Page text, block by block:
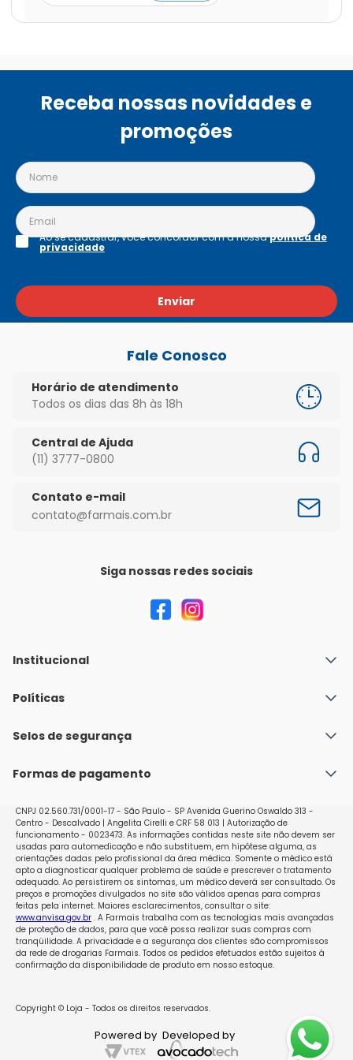
Receba nossas novidades e
promoções
Enviar
Ao se cadastrar, você concordar com a nossapolítica de
privacidade
Fale Conosco
Horário de atendimento
Todos os dias das 8h às 18h
Central de Ajuda
(11) 3777-0800
Contato e-mail
contato@farmais.com.br
Siga nossas redes sociais
Institucional
Quem Somos
Nossas lojas
Políticas
Política de Envio
Políticas de Trocas e Devoluções
Selos de segurança
Formas de pagamento
CNPJ 02.560.731/0001-17 - São Paulo - SP Avenida Guerino Oswaldo 313 -
Centro - Descalvado | Angelita Cirelli e CRF 58 013 | Autorização de
funcionamento - 0023473. As informações contidas neste site não devem ser
usadas para automedicação e não substituem, em hipótese alguma, as
orientações dadas pelo profissional da área médica. Somente o médico está
apto a diagnosticar qualquer problema de saúde e prescrever o tratamento
adequado. Ao persistirem os sintomas, um médico deverá ser consultado. Os
preços e promoções divulgados no site são válidos apenas para compras
feitas pela internet. Maiores esclarecimentos, consultar o site:
www.anvisa.gov.br. A Farmais trabalha com as tecnologias mais avançadas
de proteção de dados, para que você possa realizar suas compras com
tranqüilidade. A privacidade e a segurança dos clientes são compromissos
da rede de drogarias Farmais. Todos os pedidos efetuados estão sujeitos à
confirmação da disponibilidade de produto em nosso estoque.
Copyright © Loja - Todos os direitos reservados.
Powered by Developed by